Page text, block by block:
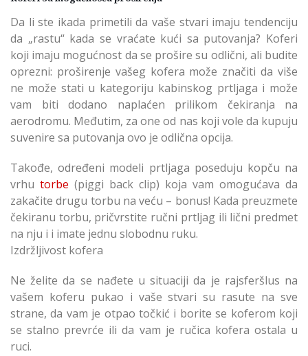
Da li ste ikada primetili da vaše stvari imaju tendenciju
da „rastu“ kada se vraćate kući sa putovanja? Koferi
koji imaju mogućnost da se prošire su odlični, ali budite
oprezni: proširenje vašeg kofera može značiti da više
ne može stati u kategoriju kabinskog prtljaga i može
vam biti dodano naplaćen prilikom čekiranja na
aerodromu. Međutim, za one od nas koji vole da kupuju
suvenire sa putovanja ovo je odlična opcija.
Takođe, određeni modeli prtljaga poseduju kopču na
vrhu torbe (piggi back clip) koja vam omogućava da
zakačite drugu torbu na veću – bonus! Kada preuzmete
čekiranu torbu, pričvrstite ručni prtljag ili lični predmet
na nju i i imate jednu slobodnu ruku.
Izdržljivost kofera
Ne želite da se nađete u situaciji da je rajsferšlus na
vašem koferu pukao i vaše stvari su rasute na sve
strane, da vam je otpao točkić i borite se koferom koji
se stalno prevrće ili da vam je ručica kofera ostala u
ruci.